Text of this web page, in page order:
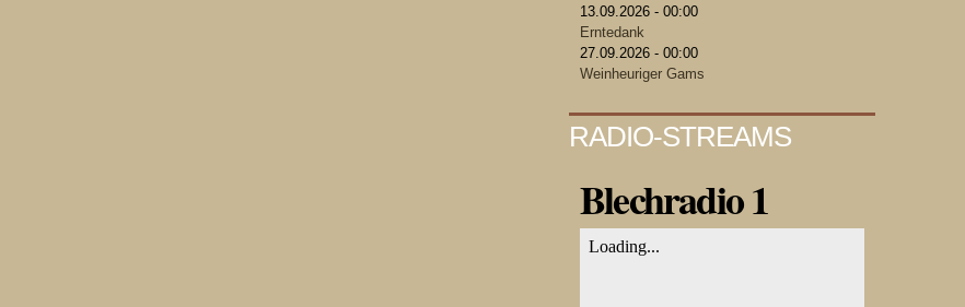
13.09.2026 - 00:00
Erntedank
27.09.2026 - 00:00
Weinheuriger Gams
RADIO-STREAMS
Blechradio 1